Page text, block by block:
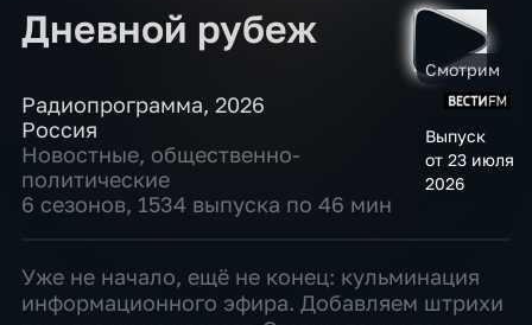
Дневной рубеж
Смотрим
Выпуск
от 23 июля
2026
Радиопрограмма,2026
Россия
Новостные, общественно-
политические
6 сезонов, 1534 выпуска по 46 мин
Уже не начало, ещё не конец: кульминация
информационного эфира. Добавляем штрихи